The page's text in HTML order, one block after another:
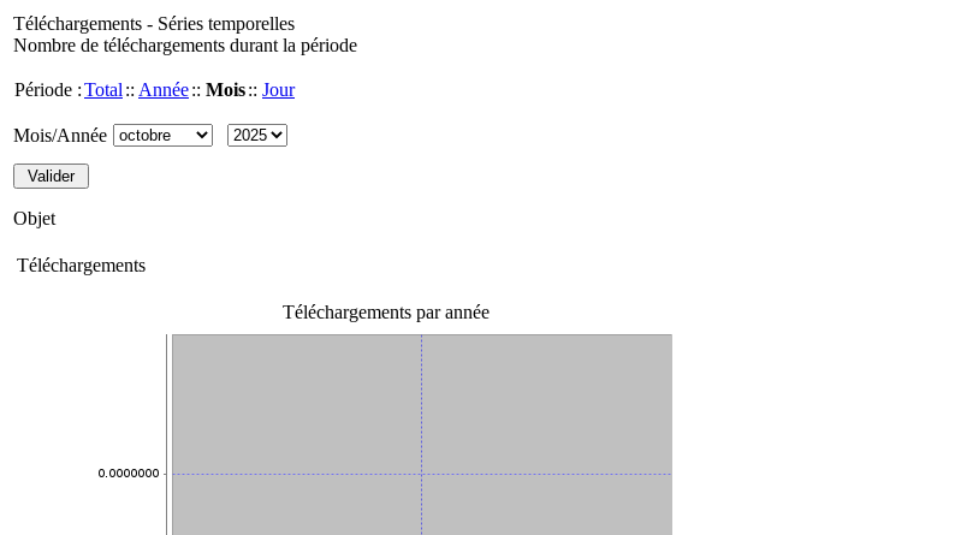
Téléchargements - Séries temporelles
Nombre de téléchargements durant la période
Période :Total :: Année:: Mois:: Jour
Mois/Année
Objet
Téléchargements
Téléchargements par année